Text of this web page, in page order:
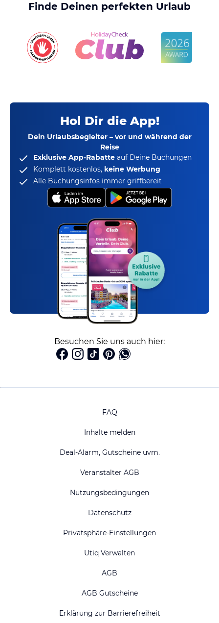
Finde Deinen perfekten Urlaub
Hol Dir die App!
Dein Urlaubsbegleiter – vor und während der
Reise
Exklusive App-Rabatte auf Deine Buchungen
Komplett kostenlos, keine Werbung
Alle Buchungsinfos immer griffbereit
Besuchen Sie uns auch hier:
FAQ
Inhalte melden
Deal-Alarm, Gutscheine uvm.
Veranstalter AGB
Nutzungsbedingungen
Datenschutz
Privatsphäre-Einstellungen
Utiq Verwalten
AGB
AGB Gutscheine
Erklärung zur Barrierefreiheit